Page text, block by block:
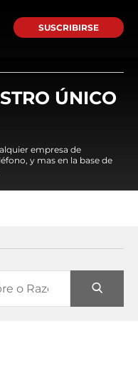
SUSCRIBIRSE
ÚNICO
empresa de
y mas en la base de